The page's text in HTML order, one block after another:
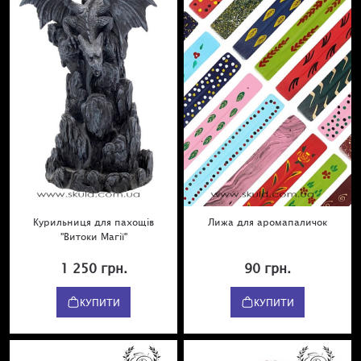
Курильниця для пахощів
"Витоки Магії"
1 250 грн.
КУПИТИ
Лижа для аромапаличок
90 грн.
КУПИТИ